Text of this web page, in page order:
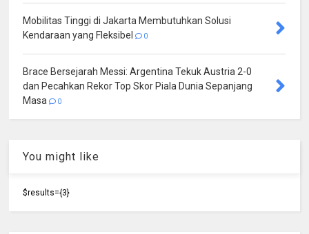
Mobilitas Tinggi di Jakarta Membutuhkan Solusi
Kendaraan yang Fleksibel
0
Brace Bersejarah Messi: Argentina Tekuk Austria 2-0
dan Pecahkan Rekor Top Skor Piala Dunia Sepanjang
Masa
0
You might like
$results={3}